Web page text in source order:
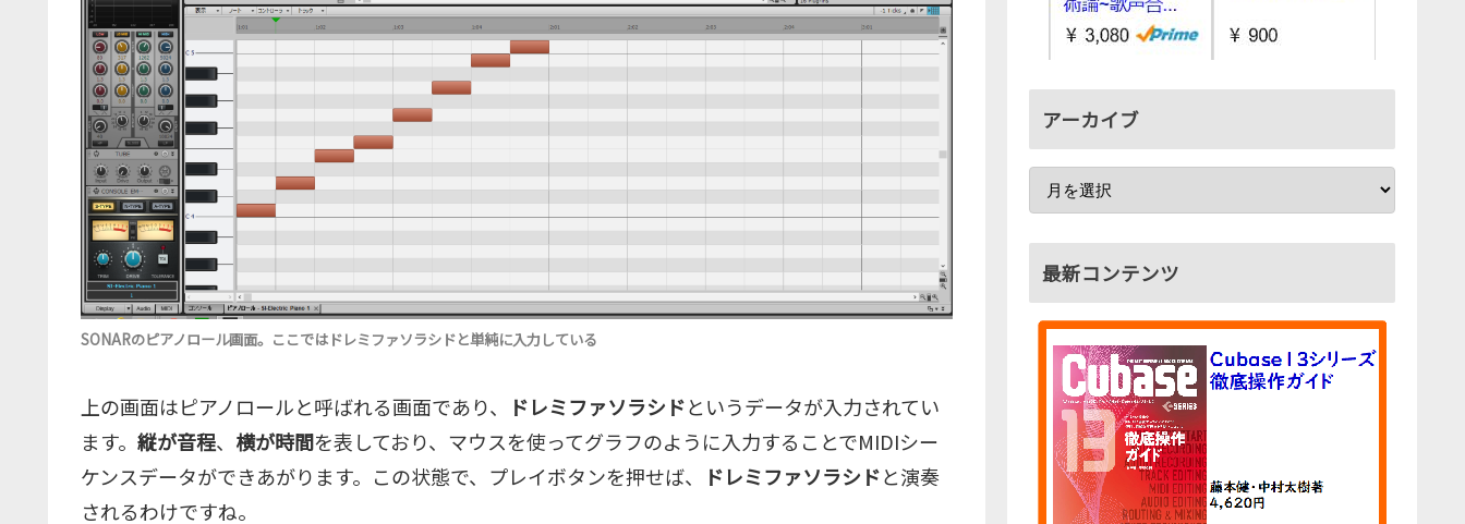
SONARのピアノロール画面。ここではドレミファソラシドと単純に入力している
上の画面はピアノロールと呼ばれる画面であり、 ドレミファソラシドというデータが入力されてい
ます。 縦が音程、 横が時間を表しており、マウスを使ってグラフのように入力することでMIDIシー
ケンスデータができあがります。この状態で、プレイボタンを押せば、
ドレミファソラシドと演奏
されるわけですね。
アーカイブ
最新コンテンツ